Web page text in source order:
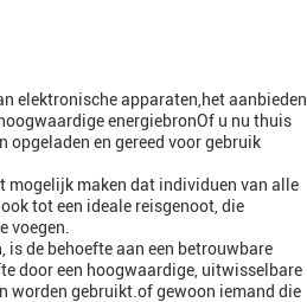
elektronische apparaten,het aanbieden
energiebronOf u nu thuis
opgeladen en gereed voor gebruik
mogelijk maken dat individuen van alle
tot een ideale reisgenoot, die
voegen.
de behoefte aan een betrouwbare
door een hoogwaardige, uitwisselbare
worden gebruikt.of gewoon iemand die